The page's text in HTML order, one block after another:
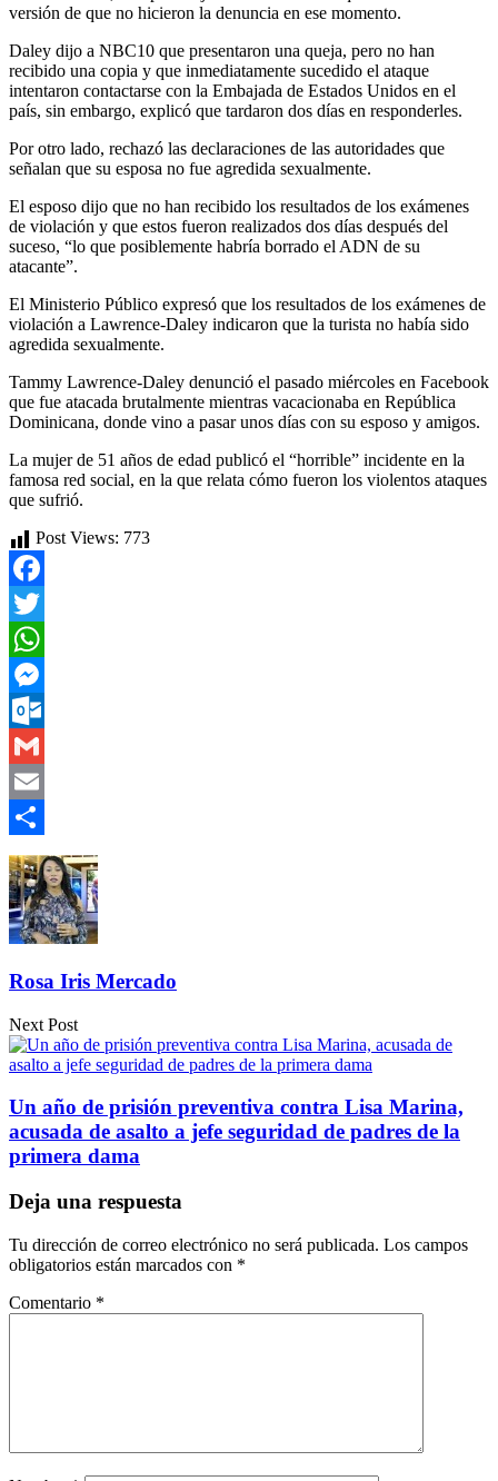
versión de que no hicieron la denuncia en ese momento.
Daley dijo a NBC10 que presentaron una queja, pero no han
recibido una copia y que inmediatamente sucedido el ataque
intentaron contactarse con la Embajada de Estados Unidos en el
país, sin embargo, explicó que tardaron dos días en responderles.
Por otro lado, rechazó las declaraciones de las autoridades que
señalan que su esposa no fue agredida sexualmente.
El esposo dijo que no han recibido los resultados de los exámenes
de violación y que estos fueron realizados dos días después del
suceso, “lo que posiblemente habría borrado el ADN de su
atacante”.
El Ministerio Público expresó que los resultados de los exámenes de
violación a Lawrence-Daley indicaron que la turista no había sido
agredida sexualmente.
Tammy Lawrence-Daley denunció el pasado miércoles en Facebook
que fue atacada brutalmente mientras vacacionaba en República
Dominicana, donde vino a pasar unos días con su esposo y amigos.
La mujer de 51 años de edad publicó el “horrible” incidente en la
famosa red social, en la que relata cómo fueron los violentos ataques
que sufrió.
Post Views: 773
Facebook
Twitter
WhatsApp
Messenger
Outlook.com
Gmail
Email
Compartir
Rosa Iris Mercado
Next Post
Un año de prisión preventiva contra Lisa Marina,
acusada de asalto a jefe seguridad de padres de la
primera dama
Deja una respuesta
Tu dirección de correo electrónico no será publicada. Los campos
obligatorios están marcados con *
Comentario *